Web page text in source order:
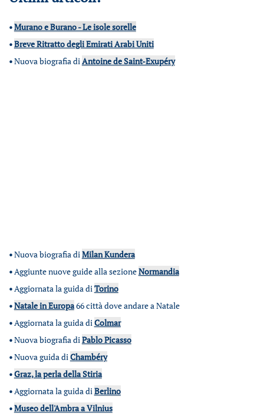
•Murano e Burano - Le isole sorelle
•Breve Ritratto degli Emirati Arabi Uniti
•Nuova biografia diAntoine de Saint-Exupéry
•Nuova biografia diMilan Kundera
•Aggiunte nuove guide alla sezioneNormandia
•Aggiornata la guida diTorino
•Natale in Europa66 città dove andare a Natale
•Aggiornata la guida diColmar
•Nuova biografia diPablo Picasso
•Nuova guida diChambéry
•Graz, la perla della Stiria
•Aggiornata la guida diBerlino
•Museo dell'Ambra a Vilnius